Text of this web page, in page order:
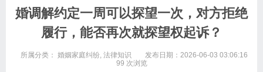
婚调解约定一周可以探望一次，对方拒绝
履行，能否再次就探望权起诉？
所属分类： 婚姻家庭纠纷, 法律知识
发布日期：2026-06-03 03:06:16
99 次浏览